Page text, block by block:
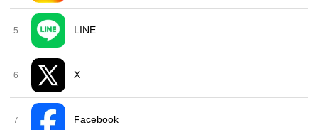
5 LINE
6 X
7 Facebook